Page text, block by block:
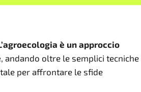
è un approccio
, andando oltre le semplici tecniche
per affrontare le sfide